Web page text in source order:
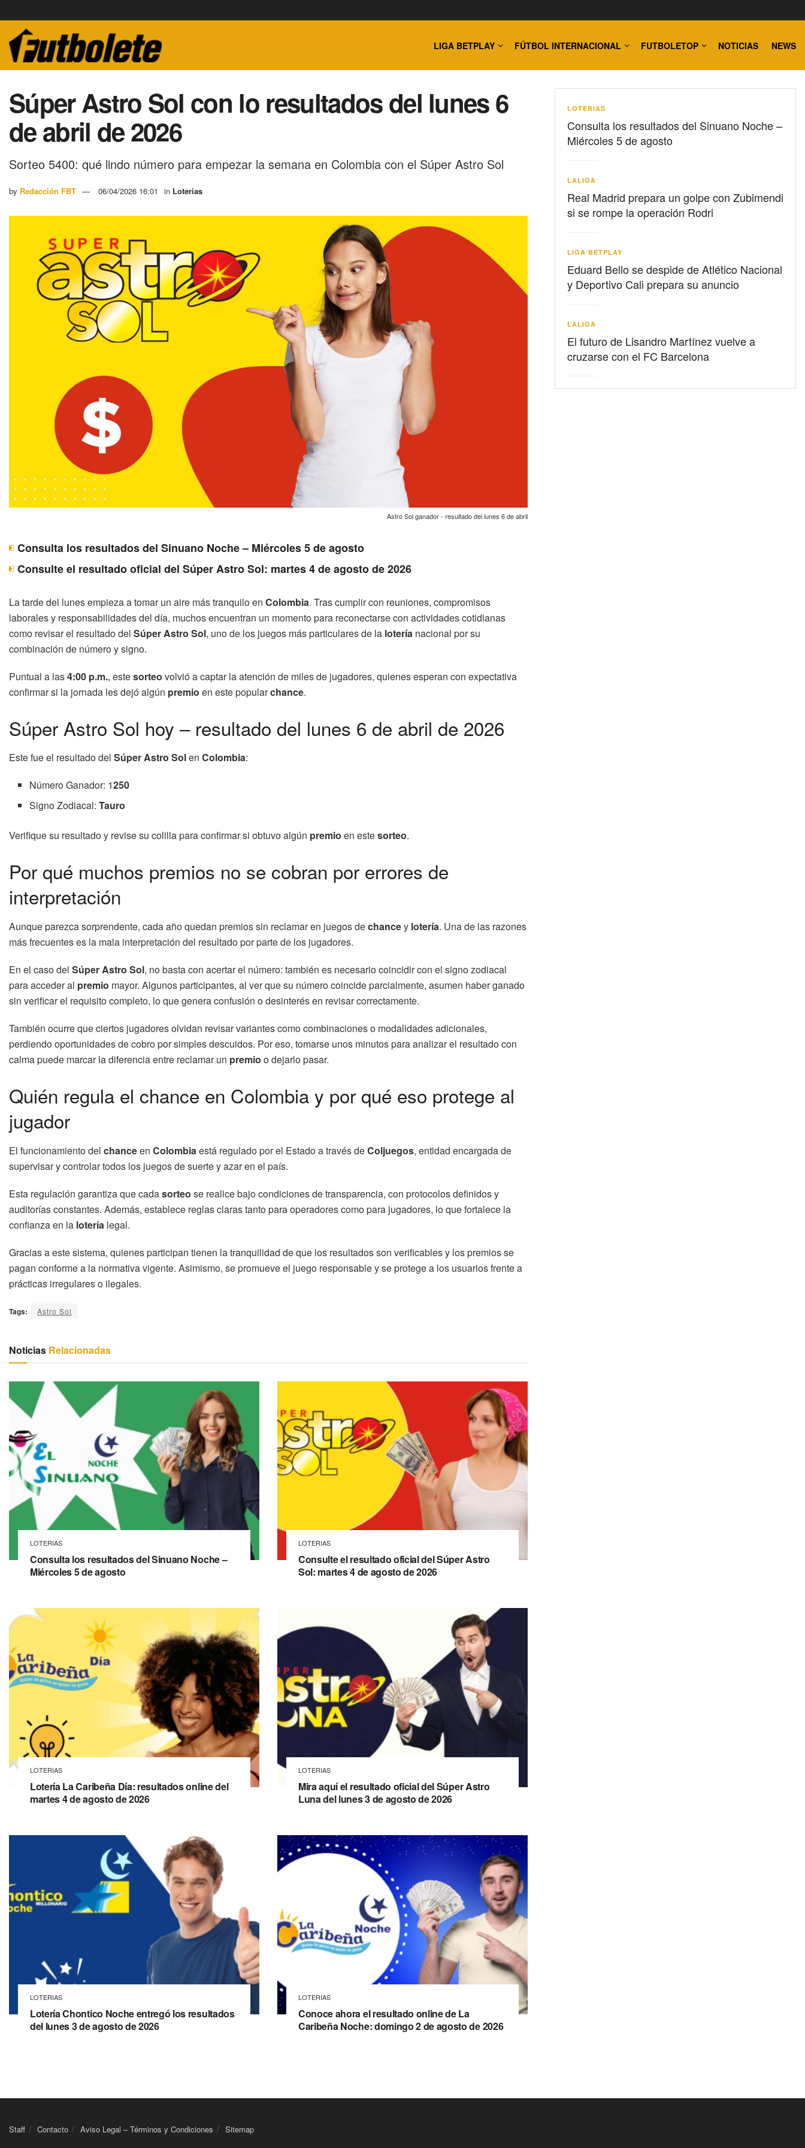
LIGA BETPLAY FÚTBOL INTERNACIONAL FUTBOLETOP NOTICIAS NEWS
Súper Astro Sol con lo resultados del lunes 6
de abril de 2026
Sorteo 5400: qué lindo número para empezar la semana en Colombia con el Súper Astro Sol
by Redacción FBT 06/04/2026 16:01 in Loterias
Astro Sol ganador - resultado del lunes 6 de abril
Consulta los resultados del Sinuano Noche – Miércoles 5 de agosto
Consulte el resultado oficial del Súper Astro Sol: martes 4 de agosto de 2026
La tarde del lunes empieza a tomar un aire más tranquilo en Colombia. Tras cumplir con reuniones, compromisos
laborales y responsabilidades del día, muchos encuentran un momento para reconectarse con actividades cotidianas
como revisar el resultado del Súper Astro Sol, uno de los juegos más particulares de la lotería nacional por su
combinación de número y signo.
Puntual a las4:00 p.m., estesorteo volvió a captar la atención de miles de jugadores, quienes esperan con expectativa
confirmar si la jornada les dejó algún premio en este popularchance.
Súper Astro Sol hoy – resultado del lunes 6 de abril de 2026
Este fue el resultado del Súper Astro Solen Colombia:
Número Ganador: 1250
Signo Zodiacal:Tauro
Verifique su resultado y revise su colilla para confirmar si obtuvo algún premio en estesorteo.
Por qué muchos premios no se cobran por errores de
interpretación
Aunque parezca sorprendente, cada año quedan premios sin reclamar en juegos dechancey lotería. Una de las razones
más frecuentes es la mala interpretación del resultado por parte de los jugadores.
En el caso del Súper Astro Sol, no basta con acertar el número: también es necesario coincidir con el signo zodiacal
para acceder al premio mayor. Algunos participantes, al ver que su número coincide parcialmente, asumen haber ganado
sin verificar el requisito completo, lo que genera confusión o desinterés en revisar correctamente.
También ocurre que ciertos jugadores olvidan revisar variantes como combinaciones o modalidades adicionales,
perdiendo oportunidades de cobro por simples descuidos. Por eso, tomarse unos minutos para analizar el resultado con
calma puede marcar la diferencia entre reclamar un premio o dejarlo pasar.
Quién regula el chance en Colombia y por qué eso protege al
jugador
El funcionamiento del chanceen Colombia está regulado por el Estado a través deColjuegos, entidad encargada de
supervisar y controlar todos los juegos de suerte y azar en el país.
Esta regulación garantiza que cadasorteo se realice bajo condiciones de transparencia, con protocolos definidos y
auditorías constantes. Además, establece reglas claras tanto para operadores como para jugadores, lo que fortalece la
confianza en la lotería legal.
Gracias a este sistema, quienes participan tienen la tranquilidad de que los resultados son verificables y los premios se
pagan conforme a la normativa vigente. Asimismo, se promueve el juego responsable y se protege a los usuarios frente a
prácticas irregulares o ilegales.
Tags: Astro Sol
Noticias Relacionadas
LOTERIAS
Consulta los resultados del Sinuano Noche –
Miércoles 5 de agosto
LOTERIAS
Consulte el resultado oficial del Súper Astro
Sol: martes 4 de agosto de 2026
LOTERIAS
Lotería La Caribeña Día: resultados online del
martes 4 de agosto de 2026
LOTERIAS
Mira aquí el resultado oficial del Súper Astro
Luna del lunes 3 de agosto de 2026
LOTERIAS
Lotería Chontico Noche entregó los resultados
del lunes 3 de agosto de 2026
LOTERIAS
Conoce ahora el resultado online de La
Caribeña Noche: domingo 2 de agosto de 2026
LOTERIAS
Consulta los resultados del Sinuano Noche –
Miércoles 5 de agosto
LALIGA
Real Madrid prepara un golpe con Zubimendi
si se rompe la operación Rodri
LIGA BETPLAY
Eduard Bello se despide de Atlético Nacional
y Deportivo Cali prepara su anuncio
LALIGA
El futuro de Lisandro Martínez vuelve a
cruzarse con el FC Barcelona
Staff Contacto Aviso Legal – Términos y Condiciones Sitemap